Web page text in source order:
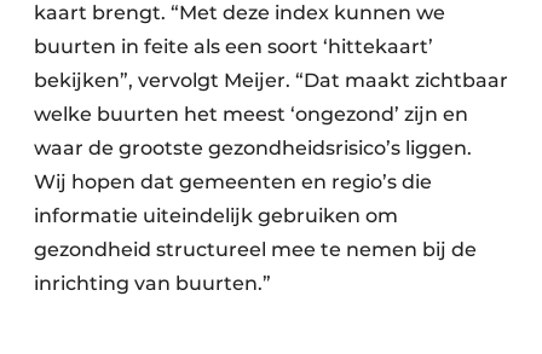
kaart brengt. “Met deze index kunnen we
buurten in feite als een soort ‘hittekaart’
bekijken”, vervolgt Meijer. “Dat maakt zichtbaar
welke buurten het meest ‘ongezond’ zijn en
waar de grootste gezondheidsrisico’s liggen.
Wij hopen dat gemeenten en regio’s die
informatie uiteindelijk gebruiken om
gezondheid structureel mee te nemen bij de
inrichting van buurten.”